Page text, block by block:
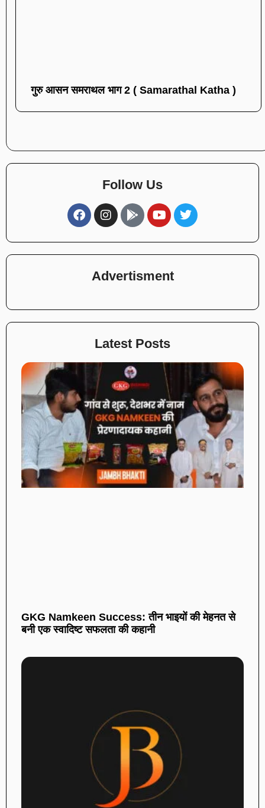
गुरु आसन समराथल भाग 2 ( Samarathal Katha )
Follow Us
Advertisment
Latest Posts
GKG Namkeen Success: तीन भाइयों की मेहनत से
बनी एक स्वादिष्ट सफलता की कहानी